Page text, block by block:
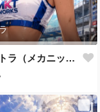
褐色のアストラ（メカニックバージョン）